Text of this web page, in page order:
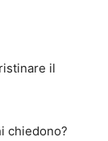
il
chiedono?